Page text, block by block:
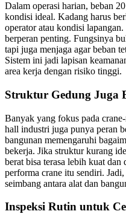
Dalam operasi harian, beban
kondisi ideal. Kadang harus
operator atau kondisi
berperan penting. Fungsinya
tapi juga menjaga agar beban
Sistem ini jadi lapisan
area kerja dengan risiko tinggi.
Struktur Gedung Juga
Banyak yang fokus pada
hall industri juga punya peran
bangunan memengaruhi
bekerja. Jika struktur kurang
berat bisa terasa lebih kuat
performa crane itu sendiri.
seimbang antara alat dan
Inspeksi Rutin untuk